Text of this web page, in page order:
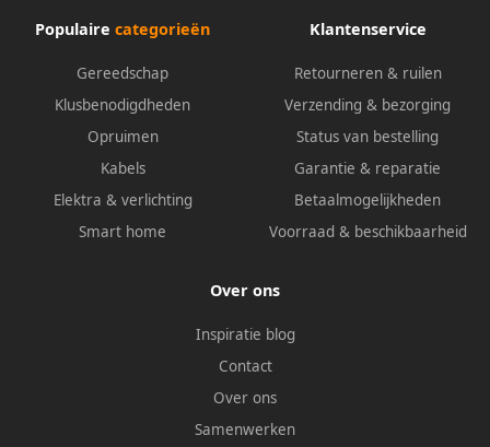
Populaire categorieën
Gereedschap
Klusbenodigdheden
Opruimen
Kabels
Elektra & verlichting
Smart home
Klantenservice
Retourneren & ruilen
Verzending & bezorging
Status van bestelling
Garantie & reparatie
Betaalmogelijkheden
Voorraad & beschikbaarheid
Over ons
Inspiratie blog
Contact
Over ons
Samenwerken